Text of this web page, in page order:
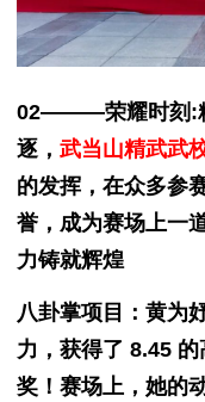
02———荣耀时刻:
逐， 武当山精武武
的发挥，在众多参
誉，成为赛场上一
力铸就辉煌
八卦掌项目：黄为
力，获得了 8.45
奖！赛场上，她的